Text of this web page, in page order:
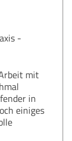
-
mit
in
einiges